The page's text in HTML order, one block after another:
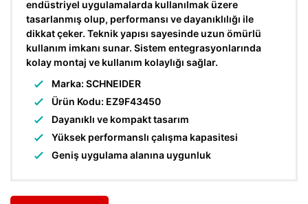
endüstriyel uygulamalarda kullanılmak üzere
tasarlanmış olup, performansı ve dayanıklılığı ile
dikkat çeker. Teknik yapısı sayesinde uzun ömürlü
kullanım imkanı sunar. Sistem entegrasyonlarında
kolay montaj ve kullanım kolaylığı sağlar.
Marka: SCHNEIDER
Ürün Kodu: EZ9F43450
Dayanıklı ve kompakt tasarım
Yüksek performanslı çalışma kapasitesi
Geniş uygulama alanına uygunluk